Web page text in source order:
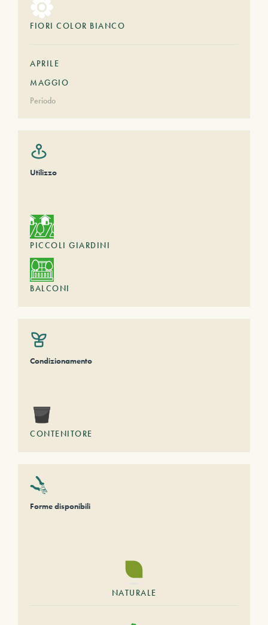
FIORI COLOR BIANCO
APRILE
MAGGIO
Periodo
Utilizzo
PICCOLI GIARDINI
BALCONI
Condizionamento
CONTENITORE
Forme disponibili
NATURALE